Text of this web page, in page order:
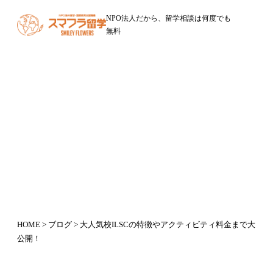
NPO法人だから、留学相談は何度でも
無料
HOME > ブログ > 大人気校ILSCの特徴やアクティビティ料金まで大
公開！